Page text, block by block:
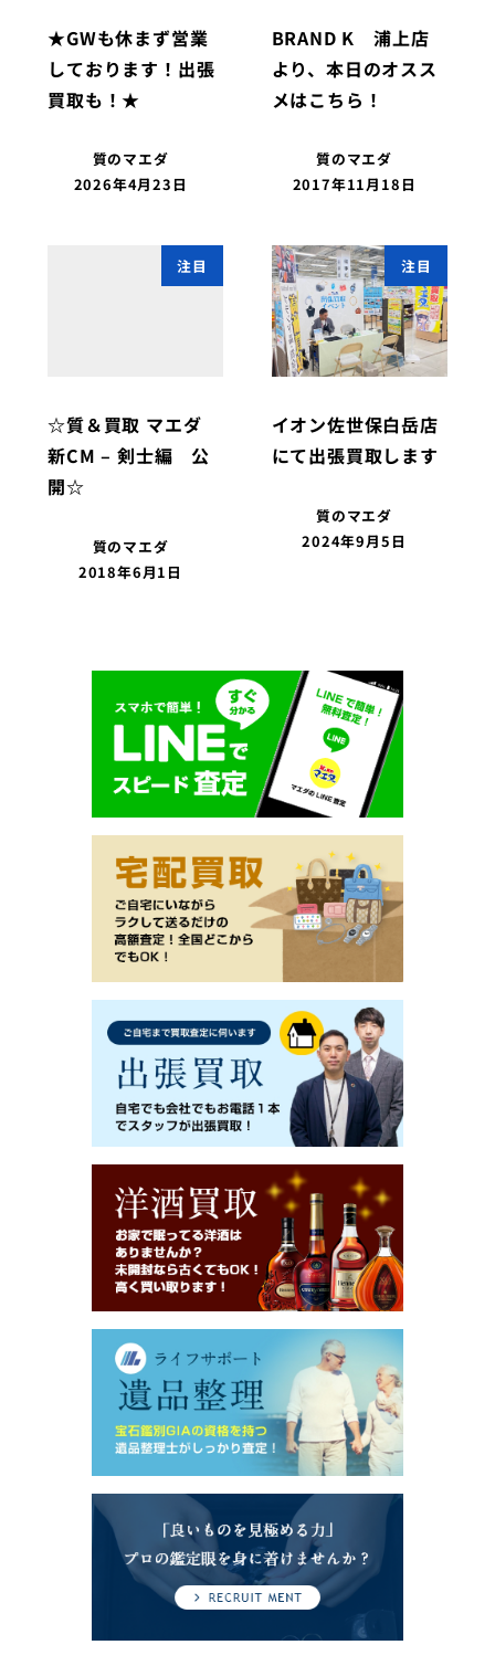
★GWも休まず営業
しております！出張
買取も！★
質のマエダ
2026年4月23日
BRAND K 浦上店
より、本日のオスス
メはこちら！
質のマエダ
2017年11月18日
注目
☆質＆買取 マエダ
新CM – 剣士編 公
開☆
質のマエダ
2018年6月1日
注目
イオン佐世保白岳店
にて出張買取します
質のマエダ
2024年9月5日